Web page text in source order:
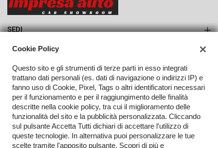
VEDI
SEDI
Azienda
Contatti
TORNA IN CIMA
Cookie Policy
Questo sito e gli strumenti di terze parti in esso integrati
trattano dati personali (es. dati di navigazione o indirizzi IP) e
fanno uso di Cookie, Pixel, Tags o altri identificatori necessari
per il funzionamento e per il raggiungimento delle finalità
descritte nella cookie policy, tra cui il miglioramento delle
funzionalità del sito e la pubblicità personalizzata. Cliccando
sul pulsante Accetta Tutti dichiari di accettare l'utilizzo di
queste tecnologie. In alternativa puoi personalizzare le tue
scelte tramite l'apposito pulsante. Scopri di più e